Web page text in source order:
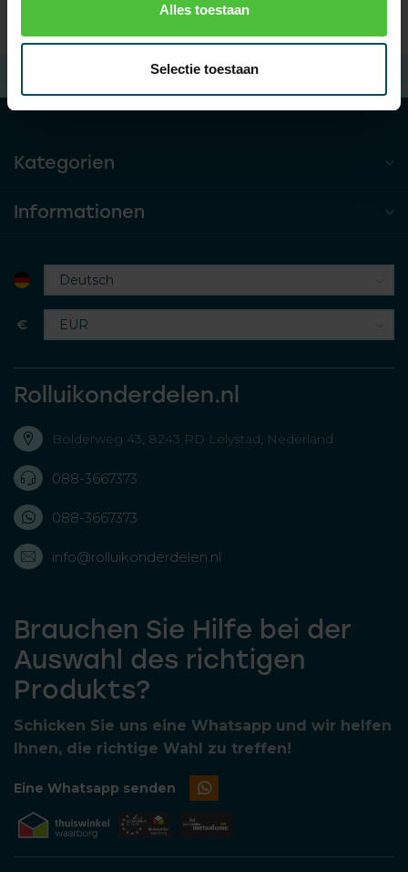
Alles toestaan
Selectie toestaan
Kostenloser Versandbeim Kauf von €100 (in NL)
Kategorien
Informationen
€
Rolluikonderdelen.nl
Bolderweg 43, 8243 RD Lelystad, Nederland
088-3667373
088-3667373
info@rolluikonderdelen.nl
Brauchen Sie Hilfe bei der
Auswahl des richtigen
Produkts?
Schicken Sie uns eine Whatsapp und wir helfen
Ihnen, die richtige Wahl zu treffen!
Eine Whatsapp senden